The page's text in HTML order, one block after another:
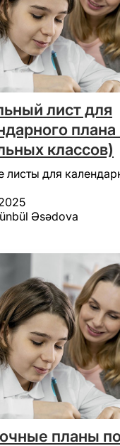
лист для
плана
классов)
листы для
Əsədova
планы